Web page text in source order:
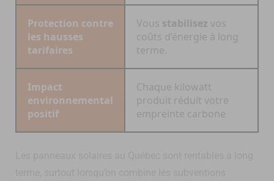
Protection contre
les hausses
tarifaires
Vous stabilisez vos
coûts d’énergie à long
terme.
Impact
environnemental
positif
Chaque kilowatt
produit réduit votre
empreinte carbone